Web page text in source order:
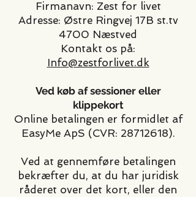
Firmanavn: Zest for livet
Adresse: Østre Ringvej 17B st.tv
4700 Næstved
Kontakt os på:
Info@zestforlivet.dk
Ved køb af sessioner eller
klippekort
Online betalingen er formidlet af
EasyMe ApS (CVR: 28712618).
Ved at gennemføre betalingen
bekræfter du, at du har juridisk
råderet over det kort, eller den